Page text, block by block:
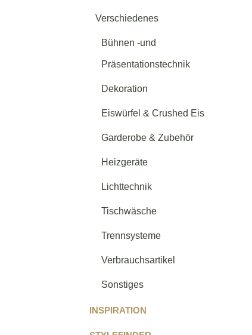
Verschiedenes
Bühnen -und
Präsentationstechnik
Dekoration
Eiswürfel & Crushed Eis
Garderobe & Zubehör
Heizgeräte
Lichttechnik
Tischwäsche
Trennsysteme
Verbrauchsartikel
Sonstiges
INSPIRATION